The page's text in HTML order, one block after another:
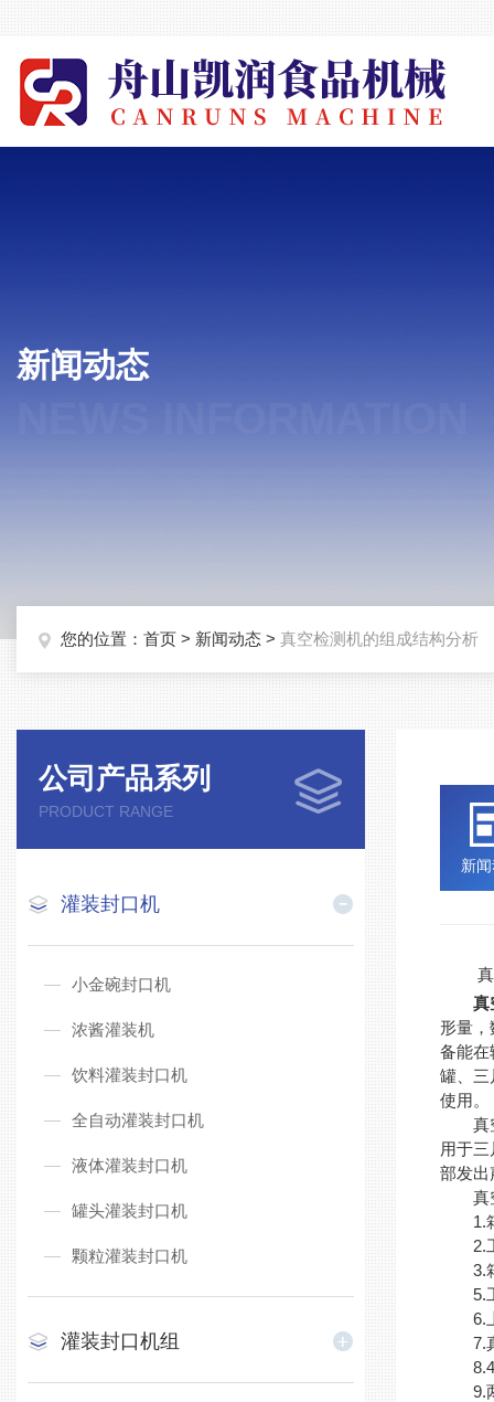
新闻动态
您的位置： 首页 > 新闻动态 > 真空检测机的组成结构分析
公司产品系列
PRODUCT RANGE
灌装封口机
小金碗封口机
浓酱灌装机
饮料灌装封口机
全自动灌装封口机
液体灌装封口机
罐头灌装封口机
颗粒灌装封口机
灌装封口机组
新
真空
真
形量，
备能在
罐、三
使用。
真空
用于
部发出
真空
1.箱
2.工
3.箱
5.工
6.上
7.真
8.4
9.两